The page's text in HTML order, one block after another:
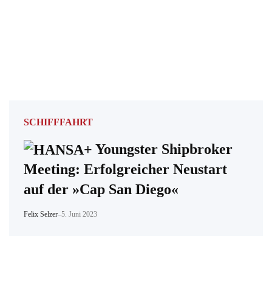
SCHIFFFAHRT
Youngster Shipbroker
Meeting: Erfolgreicher Neustart
auf der »Cap San Diego«
Felix Selzer–5. Juni 2023